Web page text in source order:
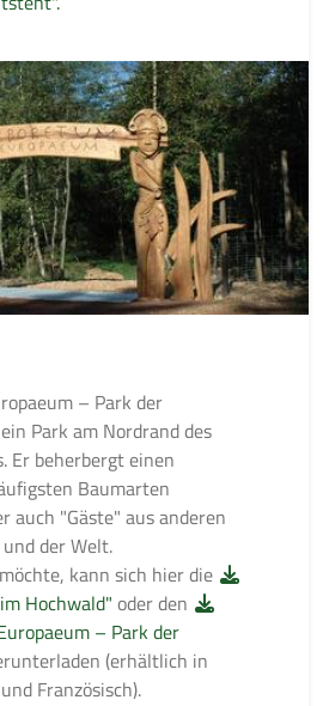
– Park der
Park am Nordrand des
Er beherbergt einen
Baumarten
auch "Gäste" aus anderen
der Welt.
kann sich hier die
Hochwald" oder den
– Park der
(erhältlich in
Französisch).